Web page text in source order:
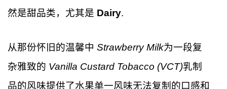
然是甜品类，尤其是 Dairy.
从那份怀旧的温馨中 Strawberry Milk为一段复
杂雅致的 Vanilla Custard Tobacco (VCT)乳制
品的风味提供了水果单一风味无法复制的口感和